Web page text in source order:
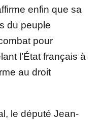
enfin que sa
du peuple
pour
l’État français à
au droit
le député Jean-